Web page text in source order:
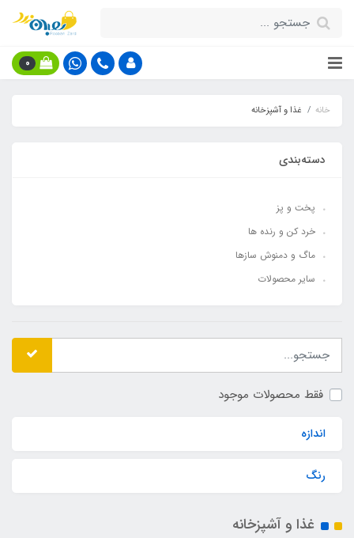
0
خانه غذا و آشپزخانه
دسته‌بندی
پخت و پز
خرد کن و رنده ها
ماگ و دمنوش سازها
سایر محصولات
فقط محصولات موجود
اندازه
رنگ
غذا و آشپزخانه